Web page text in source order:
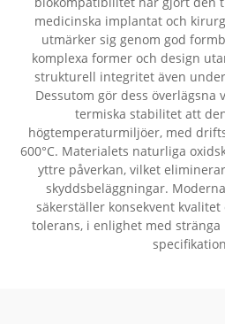
medicinska implantat och
utmärker sig genom god
komplexa former och design
strukturell integritet även
Dessutom gör dess överlägsna
termiska stabilitet att
högtemperaturmiljöer, med
600°C. Materialets naturliga
yttre påverkan, vilket
skyddsbeläggningar.
säkerställer konsekvent
tolerans, i enlighet med